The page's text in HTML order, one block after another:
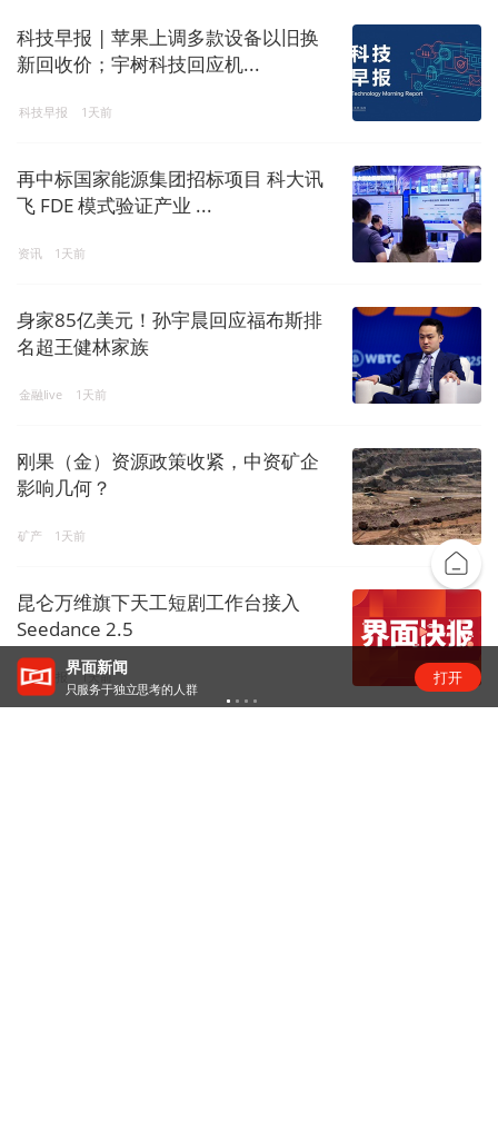
科技早报 | 苹果上调多款设备以旧换
新回收价；宇树科技回应机...
科技早报 1天前
再中标国家能源集团招标项目 科大讯
飞 FDE 模式验证产业 ...
资讯 1天前
身家85亿美元！孙宇晨回应福布斯排
名超王健林家族
金融live 1天前
刚果（金）资源政策收紧，中资矿企
影响几何？
矿产 1天前
昆仑万维旗下天工短剧工作台接入
Seedance 2.5
商业快报 1天前
界面新闻
只服务于独立思考的人群
打开